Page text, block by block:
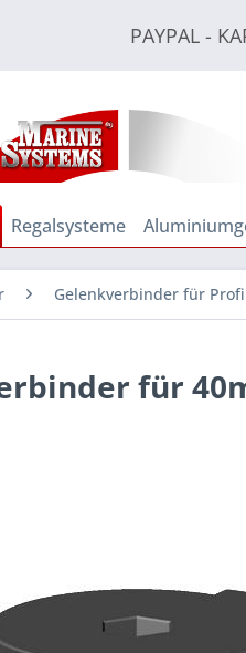
PAYPAL -
Regalsysteme
Gelenkverbinder für
für